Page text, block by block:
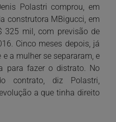
Polastri comprou, em
construtora MBigucci, em
325 mil, com previsão de
Cinco meses depois, já
a mulher se separaram, e
para fazer o distrato. No
contrato, diz Polastri,
a que tinha direito